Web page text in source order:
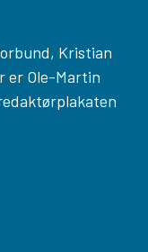
Kristian
er Ole-Martin